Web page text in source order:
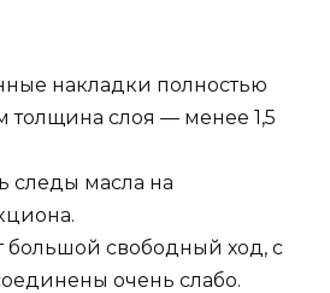
накладки полностью
толщина слоя — менее 1,5
следы масла на
свободный ход, с
очень слабо.